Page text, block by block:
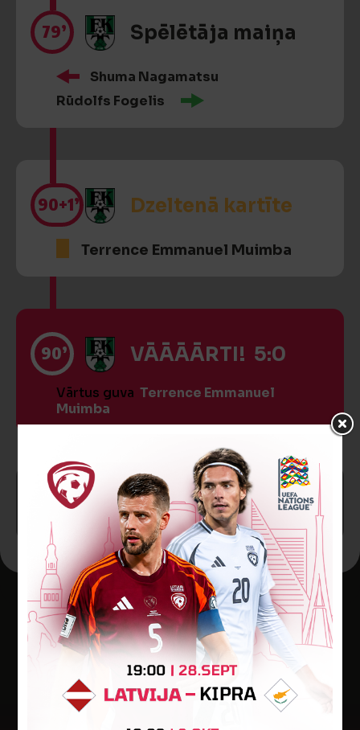
79’ Spēlētāja maiņa
Shuma Nagamatsu
Rūdolfs Fogelis
90+1’ Dzeltenā kartīte
Terrence Emmanuel Muimba
90’ VĀĀĀĀRTI! 5:0
Vārtus guva Terrence Emmanuel
Muimba
SPĒLE BEIGUSIES!
Jaunākās ziņas